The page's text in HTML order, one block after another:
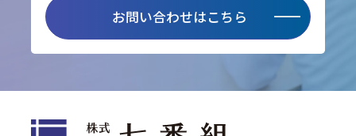
お問い合わせはこちら